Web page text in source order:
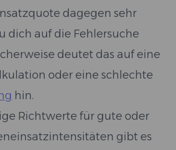
dagegen sehr
dich auf die Fehlersuche
deutet das auf eine
oder eine schlechte
hin.
Richtwerte für gute oder
gibt es